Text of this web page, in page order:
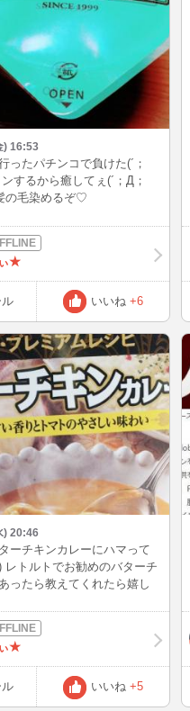
) 16:53
ったパチンコで負けた(´；
するから癒してぇ(´；Д；
の毛染めるぞ♡
★
ル いいね +6
) 20:46
ーチキンカレーにハマって
レトルトでお勧めのバターチ
ったら教えてくれたら嬉し
★
ル いいね +5